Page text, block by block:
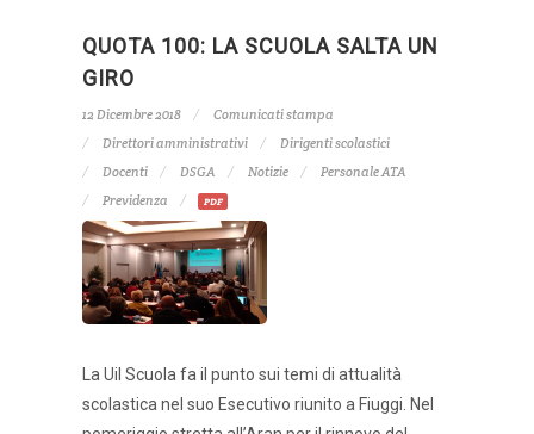
QUOTA 100: LA SCUOLA SALTA UN
GIRO
12 Dicembre 2018
Comunicati stampa
Direttori amministrativi
Dirigenti scolastici
Docenti
DSGA Notizie
Personale ATA
Previdenza
PDF
La Uil Scuola fa il punto sui temi di attualità
scolastica nel suo Esecutivo riunito a Fiuggi. Nel